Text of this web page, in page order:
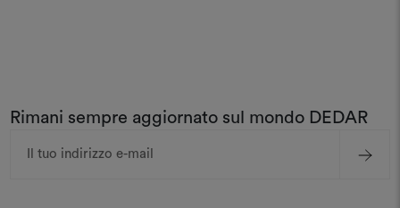
Rimani sempre aggiornato sul mondo DEDAR